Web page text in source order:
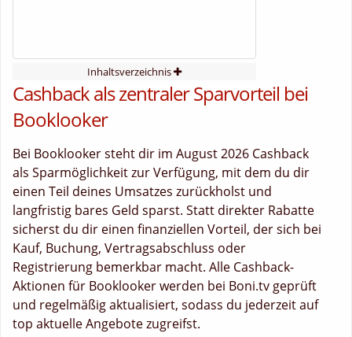
Inhaltsverzeichnis
Cashback als zentraler Sparvorteil bei
Booklooker
Bei Booklooker steht dir im August 2026 Cashback
als Sparmöglichkeit zur Verfügung, mit dem du dir
einen Teil deines Umsatzes zurückholst und
langfristig bares Geld sparst. Statt direkter Rabatte
sicherst du dir einen finanziellen Vorteil, der sich bei
Kauf, Buchung, Vertragsabschluss oder
Registrierung bemerkbar macht. Alle Cashback-
Aktionen für Booklooker werden bei Boni.tv geprüft
und regelmäßig aktualisiert, sodass du jederzeit auf
top aktuelle Angebote zugreifst.